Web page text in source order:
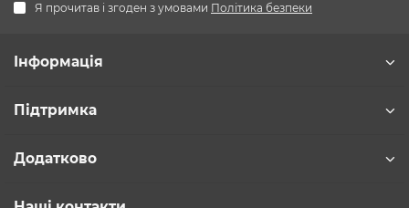
Я прочитав і згоден з умовами Політика безпеки
Інформація
Підтримка
Додатково